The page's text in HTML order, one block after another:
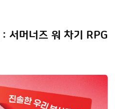
서머너즈 워 차기 RPG